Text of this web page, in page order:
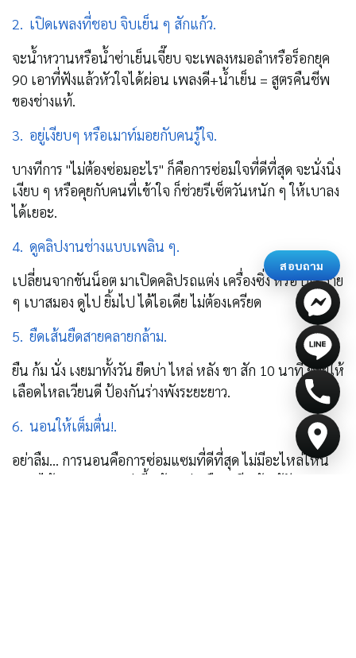
2. เปิดเพลงที่ชอบ จิบเย็น ๆ สักแก้ว.
จะน้ำหวานหรือน้ำซ่าเย็นเจี๊ยบ จะเพลงหมอลำหรือร็อกยุค
90 เอาที่ฟังแล้วหัวใจได้ผ่อน เพลงดี+น้ำเย็น = สูตรคืนชีพ
ของช่างแท้.
3. อยู่เงียบๆ หรือเมาท์มอยกับคนรู้ใจ.
บางทีการ "ไม่ต้องซ่อมอะไร" ก็คือการซ่อมใจที่ดีที่สุด จะนั่งนิ่ง
เงียบ ๆ หรือคุยกับคนที่เข้าใจ ก็ช่วยรีเซ็ตวันหนัก ๆ ให้เบาลง
ได้เยอะ.
4. ดูคลิปงานช่างแบบเพลิน ๆ.
เปลี่ยนจากขันน็อต มาเปิดคลิปรถแต่ง เครื่องซิ่ง หรือ DIY ง่าย
ๆ เบาสมอง ดูไป ยิ้มไป ได้ไอเดีย ไม่ต้องเครียด
5. ยืดเส้นยืดสายคลายกล้าม.
ยืน ก้ม นั่ง เงยมาทั้งวัน ยืดบ่า ไหล่ หลัง ขา สัก 10 นาที ช่วยให้
เลือดไหลเวียนดี ป้องกันร่างพังระยะยาว.
6. นอนให้เต็มตื่น!.
อย่าลืม... การนอนคือการซ่อมแซมที่ดีที่สุด ไม่มีอะไหล่ไหน
สอบถาม